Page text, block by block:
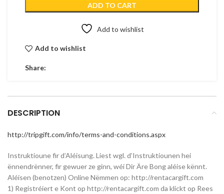
ADD TO CART
Add to wishlist
Add to wishlist
Share:
DESCRIPTION
http://tripgift.com/info/terms-and-conditions.aspx
Instruktioune fir d’Aléisung. Liest wgl. d’Instruktiounen hei
ënnendrënner, fir gewuer ze ginn, wéi Dir Äre Bong aléise kënnt.
Aléisen (benotzen) Online Nëmmen op: http://rentacargift.com
1) Registréiert e Kont op http://rentacargift.com da klickt op Rees